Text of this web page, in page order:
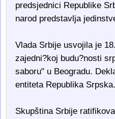
predsjednici Republike
narod predstavlja
Vlada Srbije usvojila je
zajedni?koj budu?nosti
saboru" u Beogradu.
entiteta Republika Srpska.
Skupština Srbije